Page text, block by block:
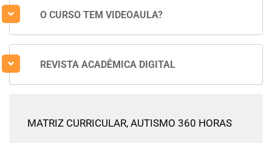
O CURSO TEM VIDEOAULA?
REVISTA ACADÊMICA DIGITAL
MATRIZ CURRICULAR, AUTISMO 360 HORAS